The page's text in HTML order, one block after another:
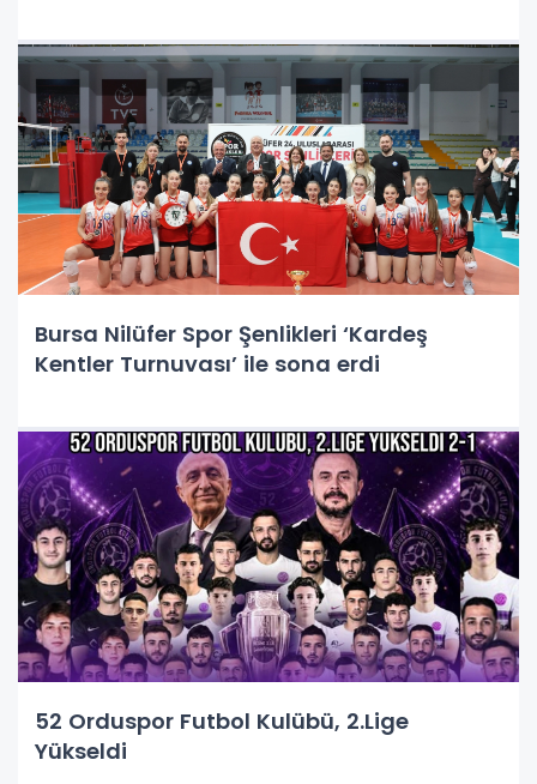
Bursa Nilüfer Spor Şenlikleri ‘Kardeş
Kentler Turnuvası’ ile sona erdi
52 Orduspor Futbol Kulübü, 2.Lige
Yükseldi